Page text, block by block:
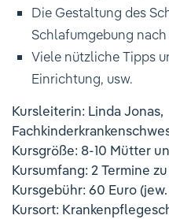
Die Gestaltung des
Schlafumgebung
Viele nützliche Tipps
Einrichtung, usw.
Kursleiterin: Linda Jonas,
Kursgröße: 8-10 Mütter
Kursumfang: 2 Termine
Kursgebühr: 60 Euro
Kursort: